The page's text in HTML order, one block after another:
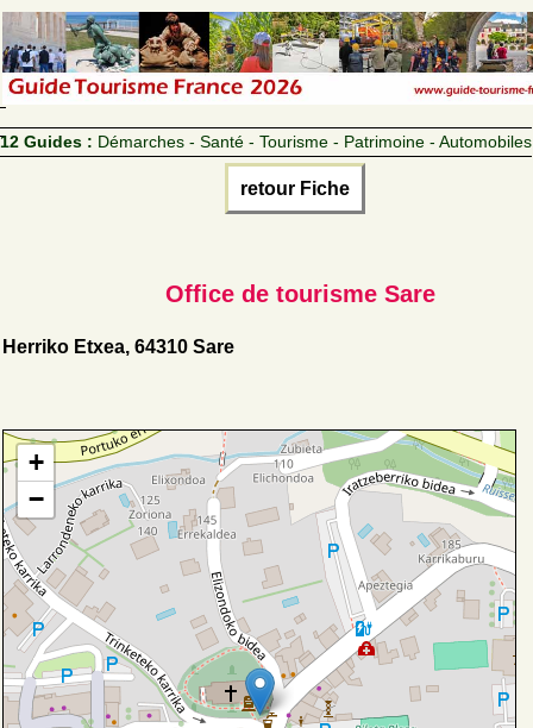
12 Guides : Démarches - Santé - Tourisme - Patrimoine - Automobiles
retour Fiche
Office de tourisme Sare
Herriko Etxea, 64310 Sare
+
−